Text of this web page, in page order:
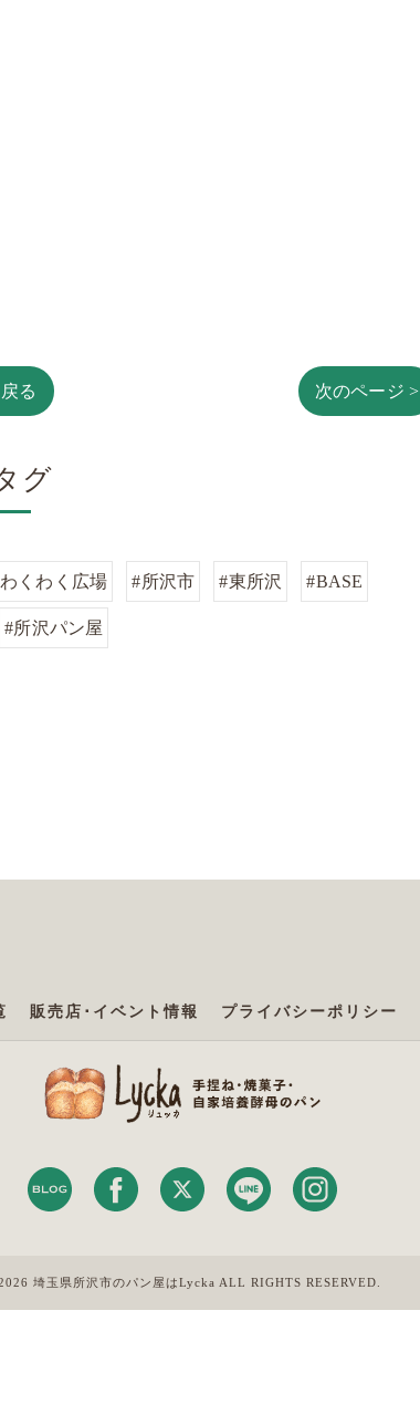
る 次のページ >
グ
くわく広場 #所沢市 #東所沢 #BASE
#所沢パン屋
販売店･イベント情報 プライバシーポリシー
埼玉県所沢市のパン屋はLycka ALL RIGHTS RESERVED.